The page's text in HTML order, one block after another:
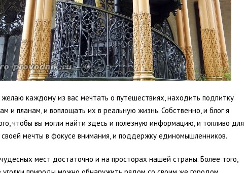
каждому из вас мечтать о путешествиях, находить подпитку
и планам, и воплощать их в реальную жизнь. Собственно, и блог я
чтобы вы могли найти здесь и полезную информацию, и топливо для
мечты в фокусе внимания, и поддержку единомышленников.
мест достаточно и на просторах нашей страны. Более того,